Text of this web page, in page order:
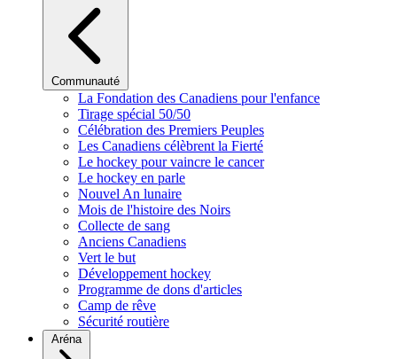
Communauté
La Fondation des Canadiens pour l'enfance
Tirage spécial 50/50
Célébration des Premiers Peuples
Les Canadiens célèbrent la Fierté
Le hockey pour vaincre le cancer
Le hockey en parle
Nouvel An lunaire
Mois de l'histoire des Noirs
Collecte de sang
Anciens Canadiens
Vert le but
Développement hockey
Programme de dons d'articles
Camp de rêve
Sécurité routière
Aréna